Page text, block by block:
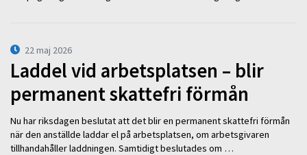
22 maj 2026
Laddel vid arbetsplatsen – blir
permanent skattefri förmån
Nu har riksdagen beslutat att det blir en permanent skattefri förmån
när den anställde laddar el på arbetsplatsen, om arbetsgivaren
tillhandahåller laddningen. Samtidigt beslutades om …